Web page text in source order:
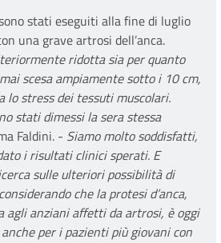
stati eseguiti alla fine di luglio
una grave artrosi dell’anca.
ridotta sia per quanto
scesa ampiamente sotto i 10 cm,
lo stress dei tessuti muscolari.
stati dimessi la sera stessa
Faldini. - Siamo molto soddisfatti,
i risultati clinici sperati. E
sulle ulteriori possibilità di
che la protesi d’anca,
agli anziani affetti da artrosi, è oggi
per i pazienti più giovani con